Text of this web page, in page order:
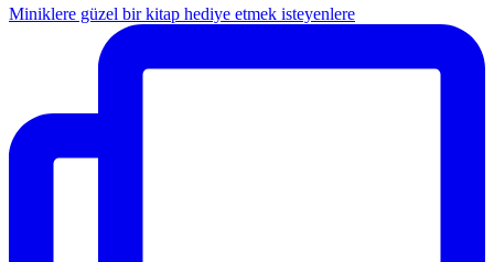
Miniklere güzel bir kitap hediye etmek isteyenlere